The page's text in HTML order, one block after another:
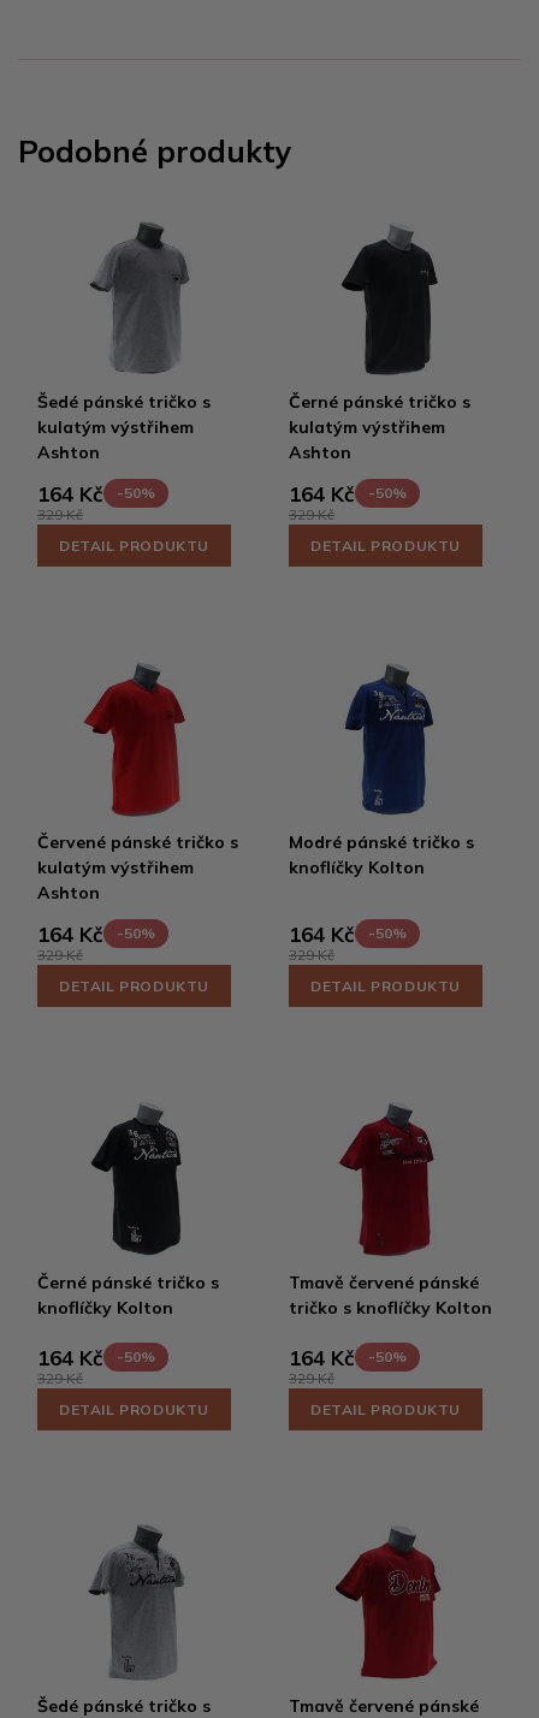
Podobné produkty
Šedé pánské tričko s
kulatým výstřihem
Ashton
164 Kč
-50%
329 Kč
DETAIL PRODUKTU
Černé pánské tričko s
kulatým výstřihem
Ashton
164 Kč
-50%
329 Kč
DETAIL PRODUKTU
Červené pánské tričko s
kulatým výstřihem
Ashton
164 Kč
-50%
329 Kč
DETAIL PRODUKTU
Modré pánské tričko s
knoflíčky Kolton
164 Kč
-50%
329 Kč
DETAIL PRODUKTU
Černé pánské tričko s
knoflíčky Kolton
164 Kč
-50%
329 Kč
DETAIL PRODUKTU
Tmavě červené pánské
tričko s knoflíčky Kolton
164 Kč
-50%
329 Kč
DETAIL PRODUKTU
Šedé pánské tričko s
Tmavě červené pánské